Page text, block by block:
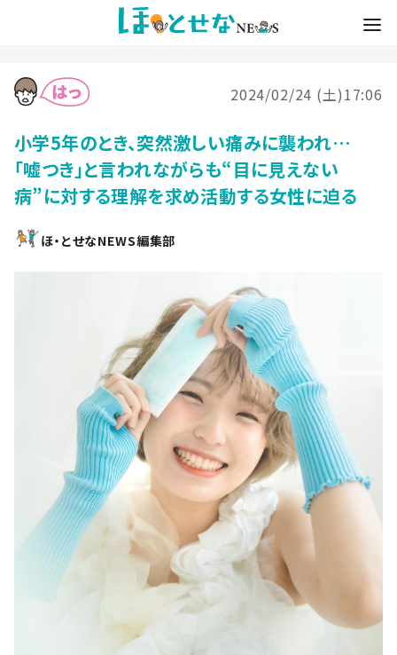
2024/02/24 (土)17:06
小学5年のとき、突然激しい痛みに襲われ…
「嘘つき」と言われながらも“目に見えない
病”に対する理解を求め活動する女性に迫る
ほ・とせなNEWS編集部